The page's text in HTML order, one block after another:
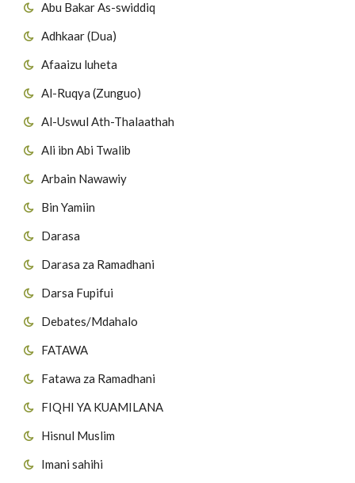
Abu Bakar As-swiddiq
Adhkaar (Dua)
Afaaizu luheta
Al-Ruqya (Zunguo)
Al-Uswul Ath-Thalaathah
Ali ibn Abi Twalib
Arbain Nawawiy
Bin Yamiin
Darasa
Darasa za Ramadhani
Darsa Fupifui
Debates/Mdahalo
FATAWA
Fatawa za Ramadhani
FIQHI YA KUAMILANA
Hisnul Muslim
Imani sahihi